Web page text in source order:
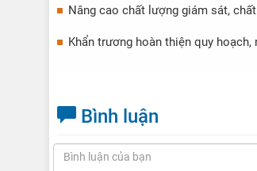
Nâng cao chất lượng giám sát,
Khẩn trương hoàn thiện quy
Bình luận